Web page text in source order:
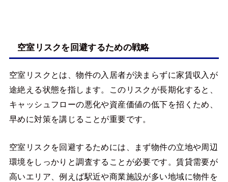
空室リスクを回避するための戦略
空室リスクとは、物件の入居者が決まらずに家賃収入が
途絶える状態を指します。このリスクが長期化すると、
キャッシュフローの悪化や資産価値の低下を招くため、
早めに対策を講じることが重要です。
空室リスクを回避するためには、まず物件の立地や周辺
環境をしっかりと調査することが必要です。賃貸需要が
高いエリア、例えば駅近や商業施設が多い地域に物件を